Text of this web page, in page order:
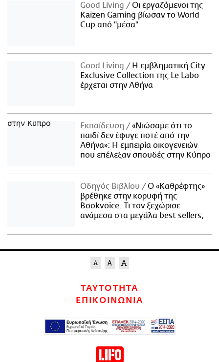
Good Living
Οι εργαζόμενοι της
Kaizen Gaming βίωσαν το World
Cup από "μέσα"
Good Living
Η εμβληματική City
Exclusive Collection της Le Labo
έρχεται στην Αθήνα
Εκπαίδευση
«Νιώσαμε ότι το
παιδί δεν έφυγε ποτέ από την
Αθήνα»: Η εμπειρία οικογενειών
που επέλεξαν σπουδές στην Κύπρο
Οδηγός Βιβλίου
Ο «Καθρέφτης»
βρέθηκε στην κορυφή της
Bookvoice. Τι τον ξεχώρισε
ανάμεσα στα μεγάλα best sellers;
ΤΑΥΤΟΤΗΤΑ
ΕΠΙΚΟΙΝΩΝΙΑ